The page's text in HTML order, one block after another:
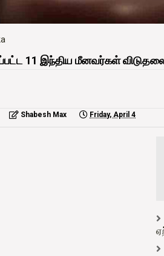
11 இந்திய மீனவர்கள்
Shabesh Max Friday, April 4